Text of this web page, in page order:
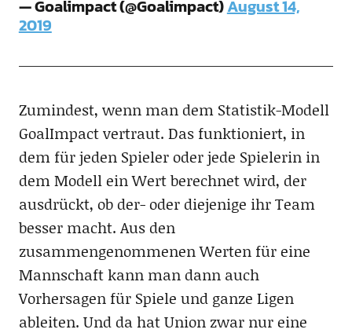
— Goalimpact (@Goalimpact)August 14,
2019
Zumindest, wenn man dem Statistik-Modell
GoalImpact vertraut. Das funktioniert, in
dem für jeden Spieler oder jede Spielerin in
dem Modell ein Wert berechnet wird, der
ausdrückt, ob der- oder diejenige ihr Team
besser macht. Aus den
zusammengenommenen Werten für eine
Mannschaft kann man dann auch
Vorhersagen für Spiele und ganze Ligen
ableiten. Und da hat Union zwar nur eine